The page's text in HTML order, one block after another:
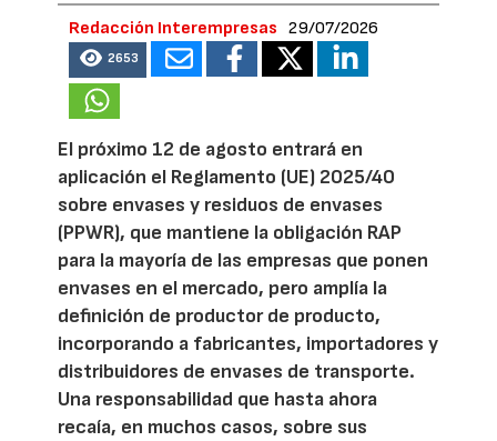
Redacción Interempresas 29/07/2026
2653
El próximo 12 de agosto entrará en
aplicación el Reglamento (UE) 2025/40
sobre envases y residuos de envases
(PPWR), que mantiene la obligación RAP
para la mayoría de las empresas que ponen
envases en el mercado, pero amplía la
definición de productor de producto,
incorporando a fabricantes, importadores y
distribuidores de envases de transporte.
Una responsabilidad que hasta ahora
recaía, en muchos casos, sobre sus